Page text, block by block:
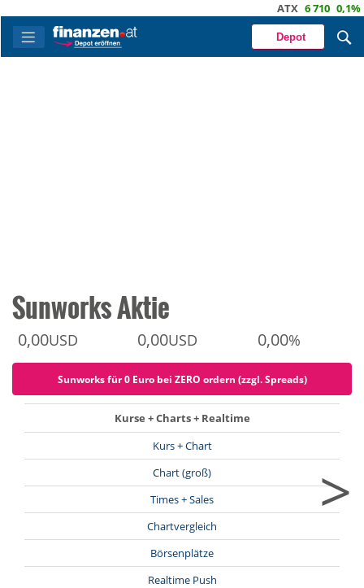
6 710 0,1%
Depot
Sunworks Aktie
0,00USD 0,00USD 0,00%
Sunworks für 0 Euro bei ZERO ordern (zzgl. Spreads)
Kurse + Charts + Realtime
Kurs + Chart
Chart (groß)
Times + Sales
Chartvergleich
Börsenplätze
Realtime Push
>